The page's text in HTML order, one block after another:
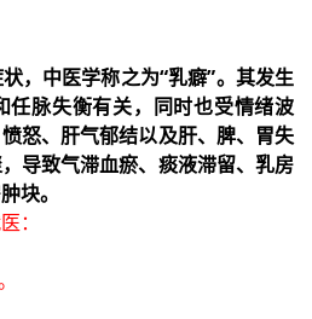
，中医学称之为“乳癖”。其发生
任脉失衡有关，同时也受情绪波
怒、肝气郁结以及肝、脾、胃失
导致气滞血瘀、痰液滞留、乳房
块。
：